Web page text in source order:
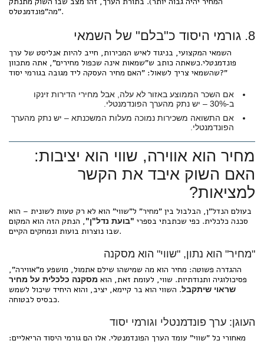
מה"פונדמנטלס".
8. גורמי היסוד כ"בלם" של השמאי
השמאי המקצועי, בניגוד לאיש המכירות, חייב להיות אנליסט של ערך
פונדמנטלי.כשאתה כותב ש"שמאות אינה שכפול מחירים", אתה מתכוון
שהשמאי צריך לשאול: "האם מחיר העסקה ליד מגובה בגורמי יסוד?"
אם השכר הממוצע באזור לא עלה, אבל מחירי הדירות זינקו
ב-30% – יש נתק מהערך הפונדמנטלי.
אם התשואה משכירות נמוכה מעלות המשכנתא – יש נתק מהערך
הפונדמנטלי.
מחיר הוא אווירה, שווי הוא יציבות:
האם השוק איבד את הקשר
למציאות?
בעולם הנדל"ן, הבלבול בין "מחיר" ל"שווי" הוא לא רק טעות לשונית – הוא
סכנה כלכלית. כפי שכתבתי בספרי "בועת נדל"ן", הנתק הזה הוא המקום
שבו נוצרות בועות ונמחקים הקיים.
"מחיר" הוא נתון, "שווי" הוא מסקנה
ההגדרה פשוטה: מחיר הוא מה שמישהו שילם אתמול, מושפע מ"אווירה",
פסיכולוגיה ותנודתיות. שווי, לעומת זאת, הוא מסקנה כלכלית על מחיר
שראוי שיתקבל. השווי הוא בר קיימא, יציב, והוא היחיד שיכול לשמש
כבסיס לבטוחה.
העוגן: ערך פונדמנטלי וגורמי יסוד
מאחורי כל "שווי" עומד הערך הפונדמנטלי. אלו הם גורמי היסוד הריאליים: